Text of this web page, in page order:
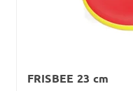
FRISBEE 23 cm